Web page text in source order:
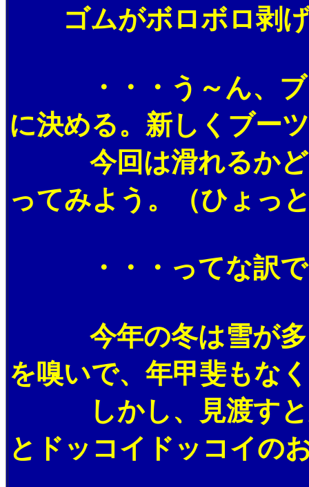
ゴムがボロボロ剥げ
・・・う～ん、ブー
に決める。新しくブー
今回は滑れるかどう
ってみよう。（ひょっ
・・・ってな訳で、
今年の冬は雪が多く
を嗅いで、年甲斐もな
しかし、見渡すと周
とドッコイドッコイの